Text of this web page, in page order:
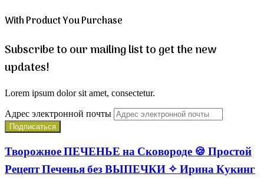
With Product You Purchase
Subscribe to our mailing list to get the new
updates!
Lorem ipsum dolor sit amet, consectetur.
Адрес электронной почты
Творожное ПЕЧЕНЬЕ на Сковороде 🍪 Простой
Рецепт Печенья без ВЫПЕЧКИ ✧ Ирина Кукинг